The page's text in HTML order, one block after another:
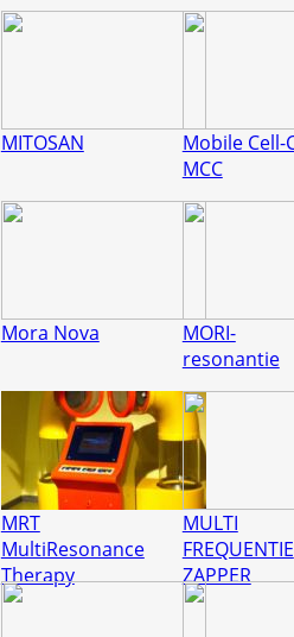
MITOSAN
Mobile Cell-
MCC
Mora Nova
MORI-
resonantie
MRT
MultiResonance
Therapy
MULTI
FREQUENTIE
ZAPPER